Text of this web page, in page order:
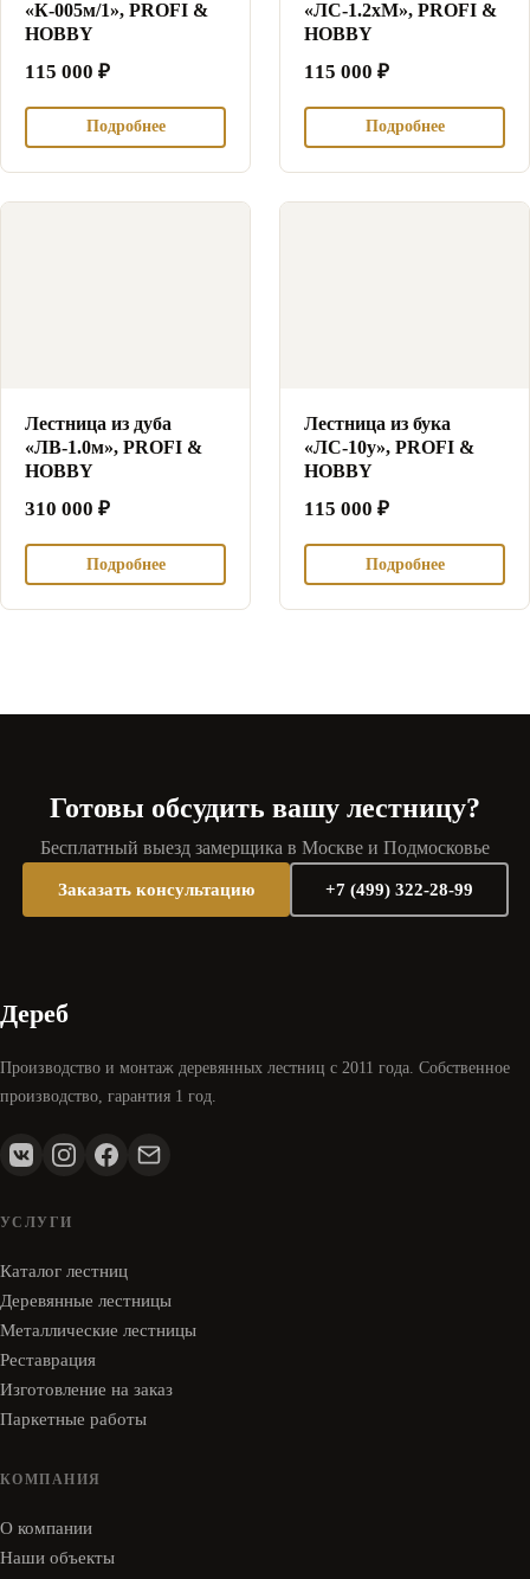
«К-005м/1», PROFI &
HOBBY
115 000 ₽
Подробнее
«ЛС-1.2хМ», PROFI &
HOBBY
115 000 ₽
Подробнее
Лестница из дуба
«ЛВ-1.0м», PROFI &
HOBBY
310 000 ₽
Подробнее
Лестница из бука
«ЛС-10у», PROFI &
HOBBY
115 000 ₽
Подробнее
Готовы обсудить вашу лестницу?
Бесплатный выезд замерщика в Москве и Подмосковье
Заказать консультацию +7 (499) 322-28-99
Дереб
Производство и монтаж деревянных лестниц с 2011 года. Собственное
производство, гарантия 1 год.
УСЛУГИ
Каталог лестниц
Деревянные лестницы
Металлические лестницы
Реставрация
Изготовление на заказ
Паркетные работы
КОМПАНИЯ
О компании
Наши объекты